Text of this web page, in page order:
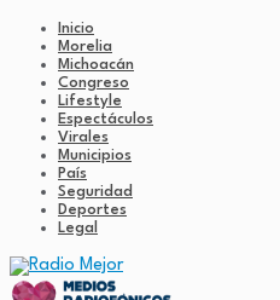
Inicio
Morelia
Michoacán
Congreso
Lifestyle
Espectáculos
Virales
Municipios
País
Seguridad
Deportes
Legal